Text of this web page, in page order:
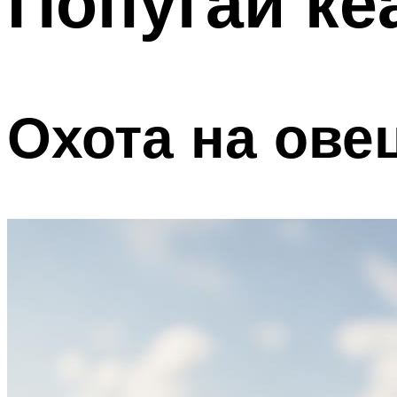
Охота на